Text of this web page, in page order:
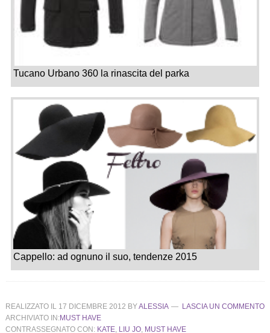
Tucano Urbano 360 la rinascita del parka
Cappello: ad ognuno il suo, tendenze 2015
REALIZZATO IL 17 DICEMBRE 2012 BYALESSIA
LASCIA UN COMMENTO
ARCHIVIATO IN:MUST HAVE
CONTRASSEGNATO CON: KATE, LIU JO, MUST HAVE